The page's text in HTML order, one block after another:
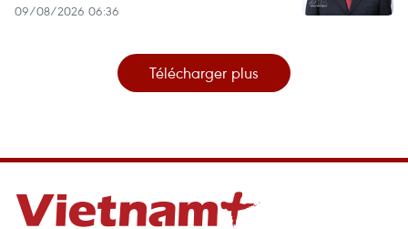
09/08/2026 06:36
Télécharger plus